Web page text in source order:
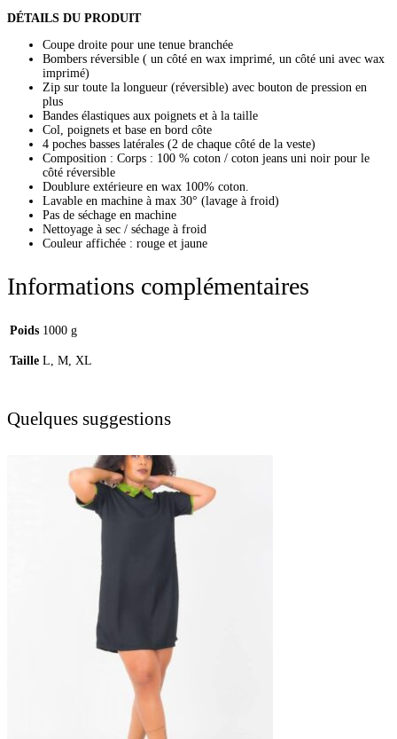
DÉTAILS DU PRODUIT
Coupe droite pour une tenue branchée
Bombers réversible ( un côté en wax imprimé, un côté uni avec wax
imprimé)
Zip sur toute la longueur (réversible) avec bouton de pression en
plus
Bandes élastiques aux poignets et à la taille
Col, poignets et base en bord côte
4 poches basses latérales (2 de chaque côté de la veste)
Composition : Corps : 100 % coton / coton jeans uni noir pour le
côté réversible
Doublure extérieure en wax 100% coton.
Lavable en machine à max 30° (lavage à froid)
Pas de séchage en machine
Nettoyage à sec / séchage à froid
Couleur affichée : rouge et jaune
Informations complémentaires
Poids 1000 g
Taille L, M, XL
Quelques suggestions